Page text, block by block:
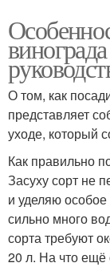
О том, как
представляет
уходе, который
Как правильно
Засуху сорт не
и уделяю
сильно много
сорта требуют
20 л. На что ещё